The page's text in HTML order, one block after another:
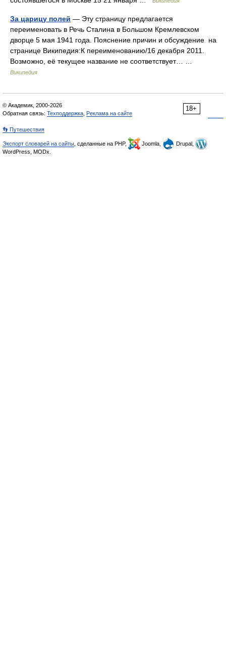
За царицу полей — Эту страницу предлагается
переименовать в Речь Сталина в Большом Кремлевском
дворце 5 мая 1941 года. Пояснение причин и обсуждение на
странице Википедия:К переименованию/16 декабря 2011.
Возможно, её текущее название не соответствует… …
Википедия
18+
© Академик, 2000-2026
Обратная связь: Техподдержка Реклама на сайте
👣 Путешествия
Экспорт словарей на сайты , сделанные на PHP, Joomla,
Drupal,
WordPress, MODx.